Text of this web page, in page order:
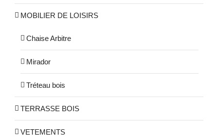
MOBILIER DE LOISIRS
Chaise Arbitre
Mirador
Tréteau bois
TERRASSE BOIS
VETEMENTS